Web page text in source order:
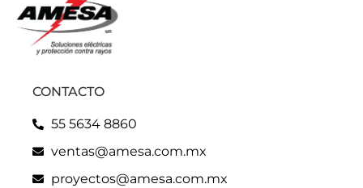
CONTACTO
55 5634 8860
ventas@amesa.com.mx
proyectos@amesa.com.mx